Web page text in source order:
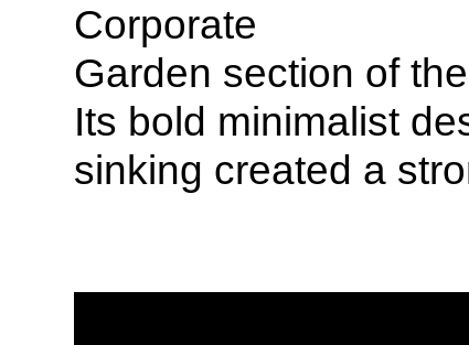
Corporate
Garden section of
Its bold minimalist
sinking created a